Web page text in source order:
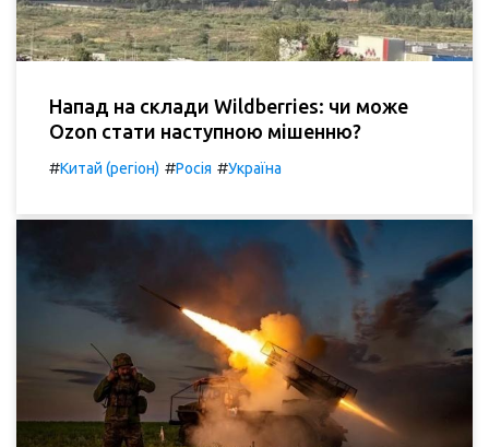
Напад на склади Wildberries: чи може
Ozon стати наступною мішенню?
#Китай (регіон) #Росія #Україна